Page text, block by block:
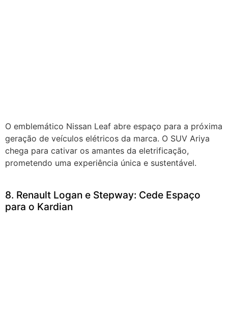
O emblemático Nissan Leaf abre espaço para a próxima
geração de veículos elétricos da marca. O SUV Ariya
chega para cativar os amantes da eletrificação,
prometendo uma experiência única e sustentável.
8. Renault Logan e Stepway: Cede Espaço
para o Kardian